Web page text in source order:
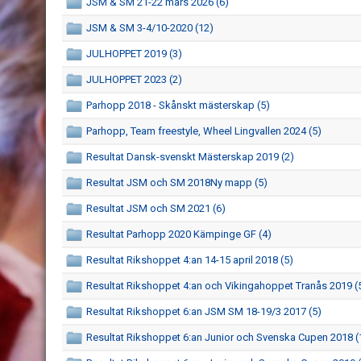
JSM & SM 3-4/10-2020 (12)
JULHOPPET 2019 (3)
JULHOPPET 2023 (2)
Parhopp 2018 - Skånskt mästerskap (5)
Parhopp, Team freestyle, Wheel Lingvallen 2024 (5)
Resultat Dansk-svenskt Mästerskap 2019 (2)
Resultat JSM och SM 2018Ny mapp (5)
Resultat JSM och SM 2021 (6)
Resultat Parhopp 2020 Kämpinge GF (4)
Resultat Rikshoppet 4:an 14-15 april 2018 (5)
Resultat Rikshoppet 4:an och Vikingahoppet Tranås 2019
Resultat Rikshoppet 6:an JSM SM 18-19/3 2017 (5)
Resultat Rikshoppet 6:an Junior och Svenska Cupen 2018